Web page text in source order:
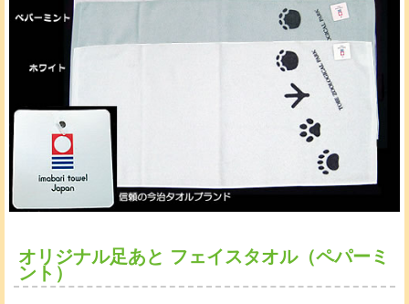
オリジナル足あと フェイスタオル（ペパーミ
ント）